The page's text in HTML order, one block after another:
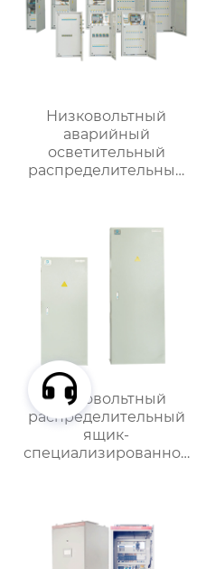
Низковольтный
аварийный
осветительный
распределительный
Низковольтный
распределительный
ящик-
специализированное